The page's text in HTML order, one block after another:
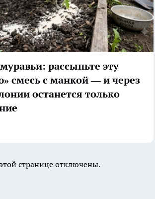
рассыпьте эту
смесь с манкой — и через
останется только
странице отключены.